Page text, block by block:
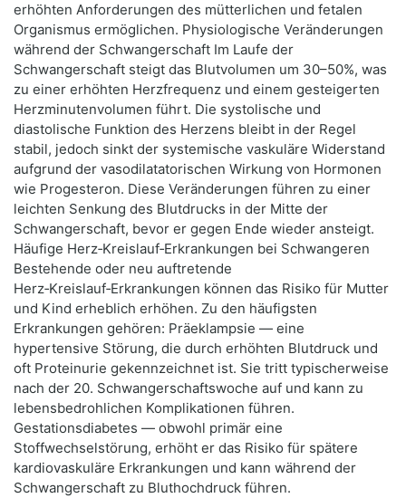
erhöhten Anforderungen des mütterlichen und fetalen
Organismus ermöglichen. Physiologische Veränderungen
während der Schwangerschaft Im Laufe der
Schwangerschaft steigt das Blutvolumen um 30–50%, was
zu einer erhöhten Herzfrequenz und einem gesteigerten
Herzminutenvolumen führt. Die systolische und
diastolische Funktion des Herzens bleibt in der Regel
stabil, jedoch sinkt der systemische vaskuläre Widerstand
aufgrund der vasodilatatorischen Wirkung von Hormonen
wie Progesteron. Diese Veränderungen führen zu einer
leichten Senkung des Blutdrucks in der Mitte der
Schwangerschaft, bevor er gegen Ende wieder ansteigt.
Häufige Herz‑Kreislauf‑Erkrankungen bei Schwangeren
Bestehende oder neu auftretende
Herz‑Kreislauf‑Erkrankungen können das Risiko für Mutter
und Kind erheblich erhöhen. Zu den häufigsten
Erkrankungen gehören: Präeklampsie — eine
hypertensive Störung, die durch erhöhten Blutdruck und
oft Proteinurie gekennzeichnet ist. Sie tritt typischerweise
nach der 20. Schwangerschaftswoche auf und kann zu
lebensbedrohlichen Komplikationen führen.
Gestationsdiabetes — obwohl primär eine
Stoffwechselstörung, erhöht er das Risiko für spätere
kardiovaskuläre Erkrankungen und kann während der
Schwangerschaft zu Bluthochdruck führen.